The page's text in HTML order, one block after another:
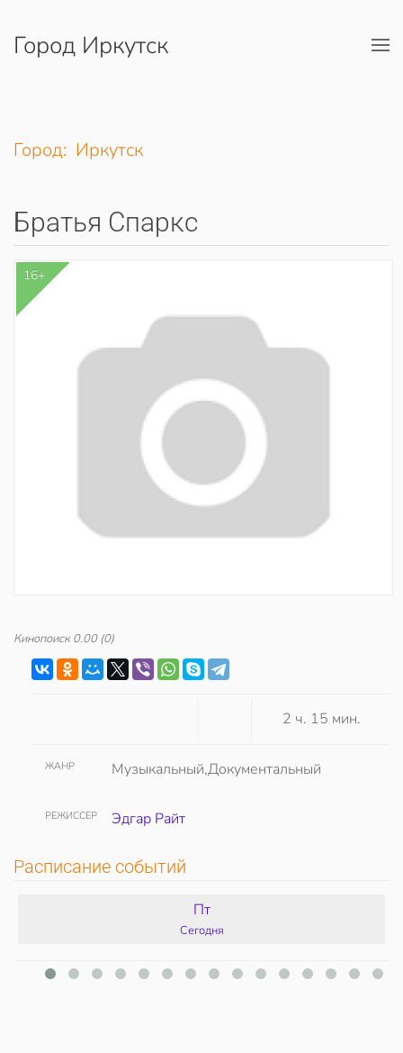
Перейти к содержимому
Город Иркутск
Город: Иркутск
Братья Спаркс
16+
Кинопоиск 0.00(0)
2 ч. 15 мин.
ЖАНР Музыкальный,Документальный
РЕЖИССЕР Эдгар Райт
Расписание событий
Пт
Сегодня